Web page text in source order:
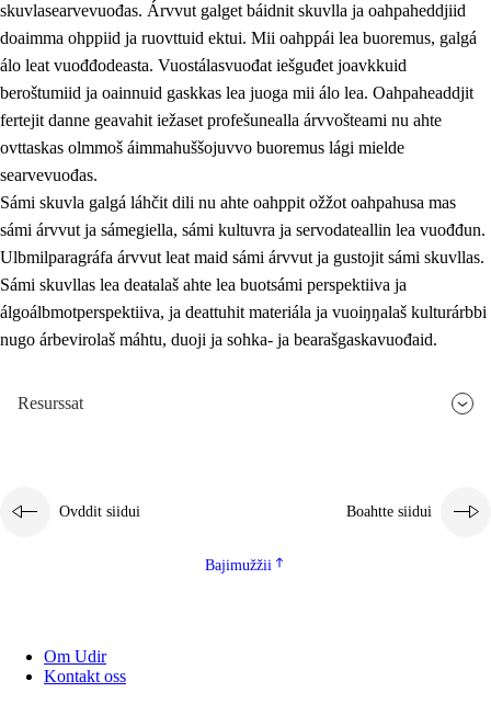
1.5 Luondduákten ja birasdiđolašvuohta
1.6 Demokratiija ja mielváikkuheapmi
skuvlasearvevuođas. Árvvut galget báidnit skuvlla ja oahpaheddjiid
doaimma ohppiid ja ruovttuid ektui. Mii oahppái lea buoremus, galgá
álo leat vuođđodeasta. Vuostálasvuođat iešguđet joavkkuid
beroštumiid ja oainnuid gaskkas lea juoga mii álo lea. Oahpaheaddjit
fertejit danne geavahit iežaset profešunealla árvvošteami nu ahte
ovttaskas olmmoš áimmahuššojuvvo buoremus lági mielde
searvevuođas.
Sámi skuvla galgá láhčit dili nu ahte oahppit ožžot oahpahusa mas
sámi árvvut ja sámegiella, sámi kultuvra ja servodateallin lea vuođđun.
Ulbmilparagráfa árvvut leat maid sámi árvvut ja gustojit sámi skuvllas.
Sámi skuvllas lea deaŧalaš ahte lea buotsámi perspektiiva ja
álgoálbmotperspektiiva, ja deattuhit materiála ja vuoiŋŋalaš kulturárbbi
nugo árbevirolaš máhtu, duoji ja sohka- ja bearašgaskavuođaid.
Resurssat
Ovddit siidui Boahtte siidui
Bajimužžii
Om Udir
Kontakt oss